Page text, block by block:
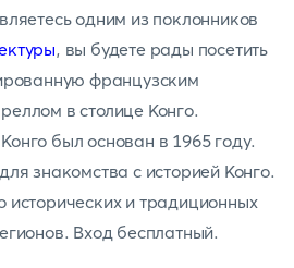
одним из поклонников
, вы будете рады посетить
французским
в столице Конго.
был основан в 1965 году.
знакомства с историей Конго.
исторических и традиционных
Вход бесплатный.